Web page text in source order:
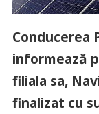
Conducerea
informează
filiala sa,
finalizat cu